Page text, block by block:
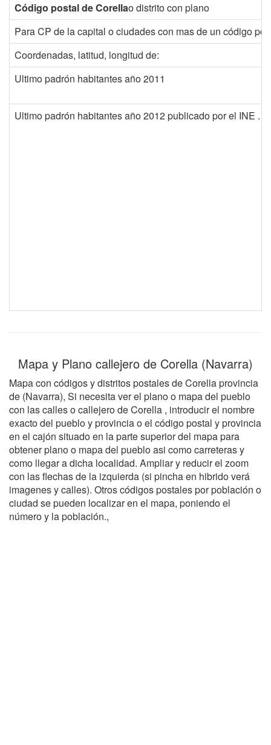
Código postal de Corellao distrito con plano
Para CP de la capital o ciudades con mas de un código
Coordenadas, latitud, longitud de:
Ultimo padrón habitantes año 2011
Ultimo padrón habitantes año 2012 publicado por el INE .
Mapa y Plano callejero de Corella (Navarra)
Mapa con códigos y distritos postales de Corella provincia
de (Navarra), Si necesita ver el plano o mapa del pueblo
con las calles o callejero de Corella , introducir el nombre
exacto del pueblo y provincia o el código postal y provincia
en el cajón situado en la parte superior del mapa para
obtener plano o mapa del pueblo asi como carreteras y
como llegar a dicha localidad. Ampliar y reducir el zoom
con las flechas de la izquierda (si pincha en hibrido verá
imagenes y calles). Otros códigos postales por población o
ciudad se pueden localizar en el mapa, poniendo el
número y la población.,